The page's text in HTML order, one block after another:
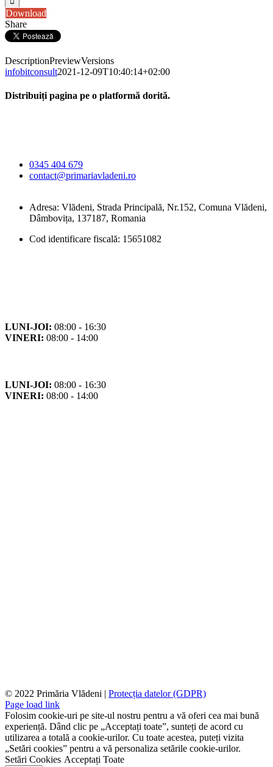
Download
Share
DescriptionPreviewVersions
infobitconsult2021-12-09T10:40:14+02:00
Distribuiți pagina pe o platformă dorită.
0345 404 679
contact@primariavladeni.ro
Adresa: Vlădeni, Strada Principală, Nr.152, Comuna Vlădeni,
Dâmbovița, 137187, Romania
Cod identificare fiscală: 15651082
LUNI-JOI: 08:00 - 16:30
VINERI: 08:00 - 14:00
LUNI-JOI: 08:00 - 16:30
VINERI: 08:00 - 14:00
© 2022 Primăria Vlădeni | Protecția datelor (GDPR)
Page load link
Folosim cookie-uri pe site-ul nostru pentru a vă oferi cea mai bună
experiență. Dând clic pe „Acceptați toate”, sunteți de acord cu
utilizarea a totală a cookie-urilor. Cu toate acestea, puteți vizita
„Setări cookies” pentru a vă personaliza setările cookie-urilor.
Setări Cookies Acceptați Toate